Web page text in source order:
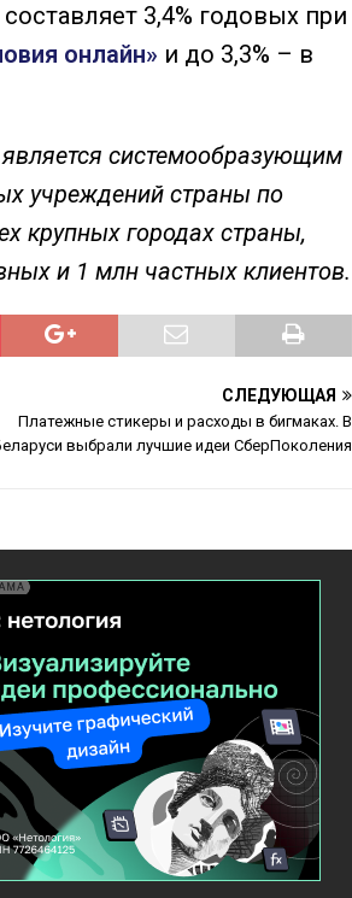
3,4% годовых при
онлайн» и до 3,3% – в
системообразующим
учреждений страны по
крупных городах страны,
и 1 млн частных клиентов.
СЛЕДУЮЩАЯ
Платежные стикеры и расходы в бигмаках. В
выбрали лучшие идеи СберПоколения